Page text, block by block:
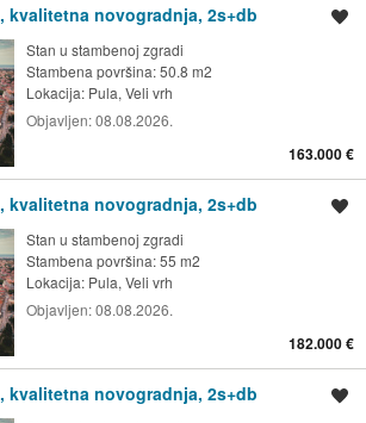
kvalitetna novogradnja, 2s+db
Stan u stambenoj zgradi
Stambena površina: 50.8 m2
Lokacija: Pula, Veli vrh
Objavljen:08.08.2026.
163.000 €
kvalitetna novogradnja, 2s+db
Stan u stambenoj zgradi
Stambena površina: 55 m2
Lokacija: Pula, Veli vrh
Objavljen:08.08.2026.
182.000 €
kvalitetna novogradnja, 2s+db